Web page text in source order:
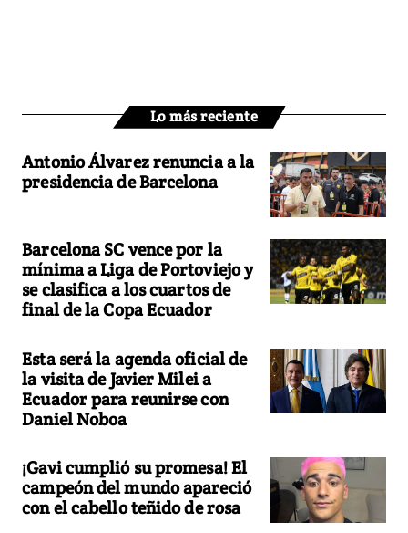
Lo más reciente
Antonio Álvarez renuncia a la
presidencia de Barcelona
Barcelona SC vence por la
mínima a Liga de Portoviejo y
se clasifica a los cuartos de
final de la Copa Ecuador
Esta será la agenda oficial de
la visita de Javier Milei a
Ecuador para reunirse con
Daniel Noboa
¡Gavi cumplió su promesa! El
campeón del mundo apareció
con el cabello teñido de rosa